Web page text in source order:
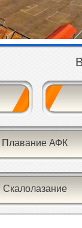
Плавание АФК
Скалолазание